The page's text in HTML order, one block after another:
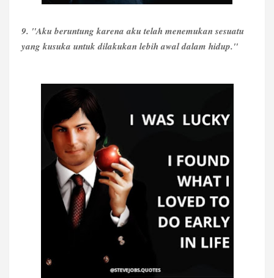
9. "Aku beruntung karena aku telah menemukan sesuatu
yang kusuka untuk dilakukan lebih awal dalam hidup."